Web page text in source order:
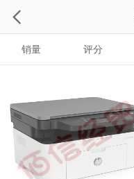
销量 评分